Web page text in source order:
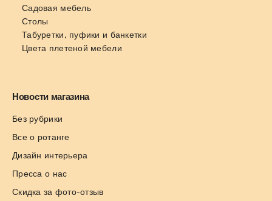
Садовая мебель
Столы
Табуретки, пуфики и банкетки
Цвета плетеной мебели
Новости магазина
Без рубрики
Все о ротанге
Дизайн интерьера
Пресса о нас
Скидка за фото-отзыв